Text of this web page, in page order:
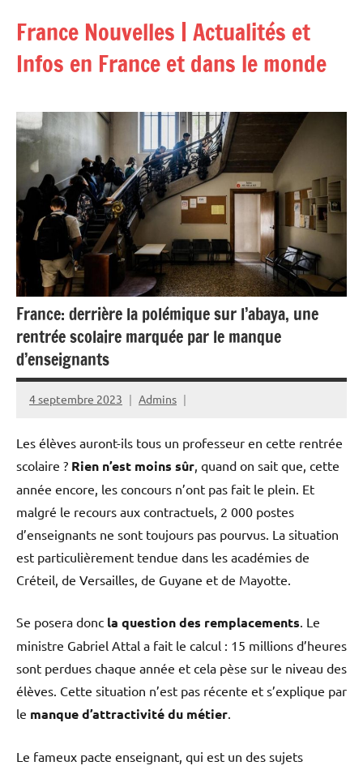
contenu
France Nouvelles | Actualités et
Infos en France et dans le monde
France: derrière la polémique sur l’abaya, une
rentrée scolaire marquée par le manque
d’enseignants
4 septembre 2023 Admins
Les élèves auront-ils tous un professeur en cette rentrée
scolaire ? Rien n’est moins sûr, quand on sait que, cette
année encore, les concours n’ont pas fait le plein. Et
malgré le recours aux contractuels, 2 000 postes
d’enseignants ne sont toujours pas pourvus. La situation
est particulièrement tendue dans les académies de
Créteil, de Versailles, de Guyane et de Mayotte.
Se posera donc la question des remplacements. Le
ministre Gabriel Attal a fait le calcul : 15 millions d’heures
sont perdues chaque année et cela pèse sur le niveau des
élèves. Cette situation n’est pas récente et s’explique par
le manque d’attractivité du métier.
Le fameux pacte enseignant, qui est un des sujets